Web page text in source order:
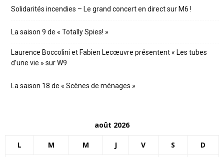
Solidarités incendies – Le grand concert en direct sur M6 !
La saison 9 de « Totally Spies! »
Laurence Boccolini et Fabien Lecœuvre présentent « Les tubes
d’une vie » sur W9
La saison 18 de « Scènes de ménages »
août 2026
L M M J V S D